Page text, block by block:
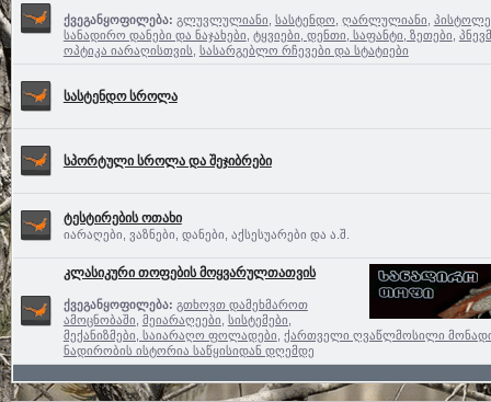
ქვეგანყოფილება: გლუვლულიანი სასტენდო ღარლულიანი
სანადირო დანები და ნაჯახები ტყვიები, დენთი, საფანტი, ზეთები
ოპტიკა იარაღისთვის, სასარგებლო რჩევები და სტატიები
სასტენდო სროლა
სპორტული სროლა და შეჯიბრები
ტესტირების ოთახი
იარაღები, ვაზნები, დანები, აქსესუარები და ა.შ.
კლასიკური თოფების მოყვარულთათვის
ქვეგანყოფილება: გთხოვთ დამეხმაროთ
ამოცნობაში მეიარაღეები სისტემები,
მექანიზმები, საიარაღო ფოლადები ქართველი ღვაწლმოსილი
ნადირობის ისტორია საწყისიდან დღემდე